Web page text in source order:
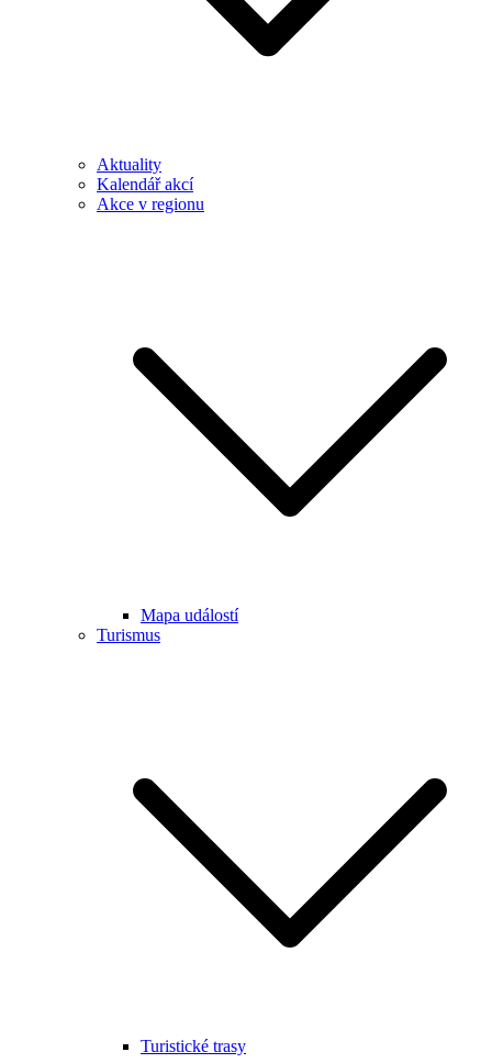
Aktuality
Kalendář akcí
Akce v regionu
Mapa událostí
Turismus
Turistické trasy